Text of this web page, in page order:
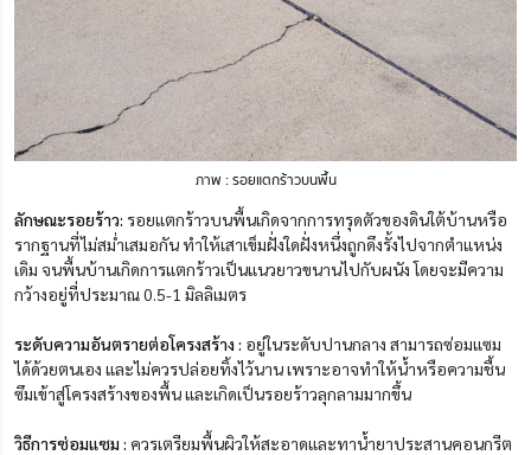
ภาพ : รอยแตกร้าวบนพื้น
ลักษณะรอยร้าว: รอยแตกร้าวบนพื้นเกิดจากการทรุดตัวของดินใต้บ้านหรือ
รากฐานที่ไม่สม่ำเสมอกัน ทำให้เสาเข็มฝั่งใดฝั่งหนึ่งถูกดึงรั้งไปจากตำแหน่ง
เดิม จนพื้นบ้านเกิดการแตกร้าวเป็นแนวยาวขนานไปกับผนัง โดยจะมีความ
กว้างอยู่ที่ประมาณ 0.5-1 มิลลิเมตร
ระดับความอันตรายต่อโครงสร้าง : อยู่ในระดับปานกลาง สามารถซ่อมแซม
ได้ด้วยตนเอง และไม่ควรปล่อยทิ้งไว้นาน เพราะอาจทำให้น้ำหรือความชื้น
ซึมเข้าสู่โครงสร้างของพื้น และเกิดเป็นรอยร้าวลุกลามมากขึ้น
วิธีการซ่อมแซม : ควรเตรียมพื้นผิวให้สะอาดและทาน้ำยาประสานคอนกรีต